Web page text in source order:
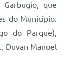
que
do Município.
do Parque),
Duvan Manoel